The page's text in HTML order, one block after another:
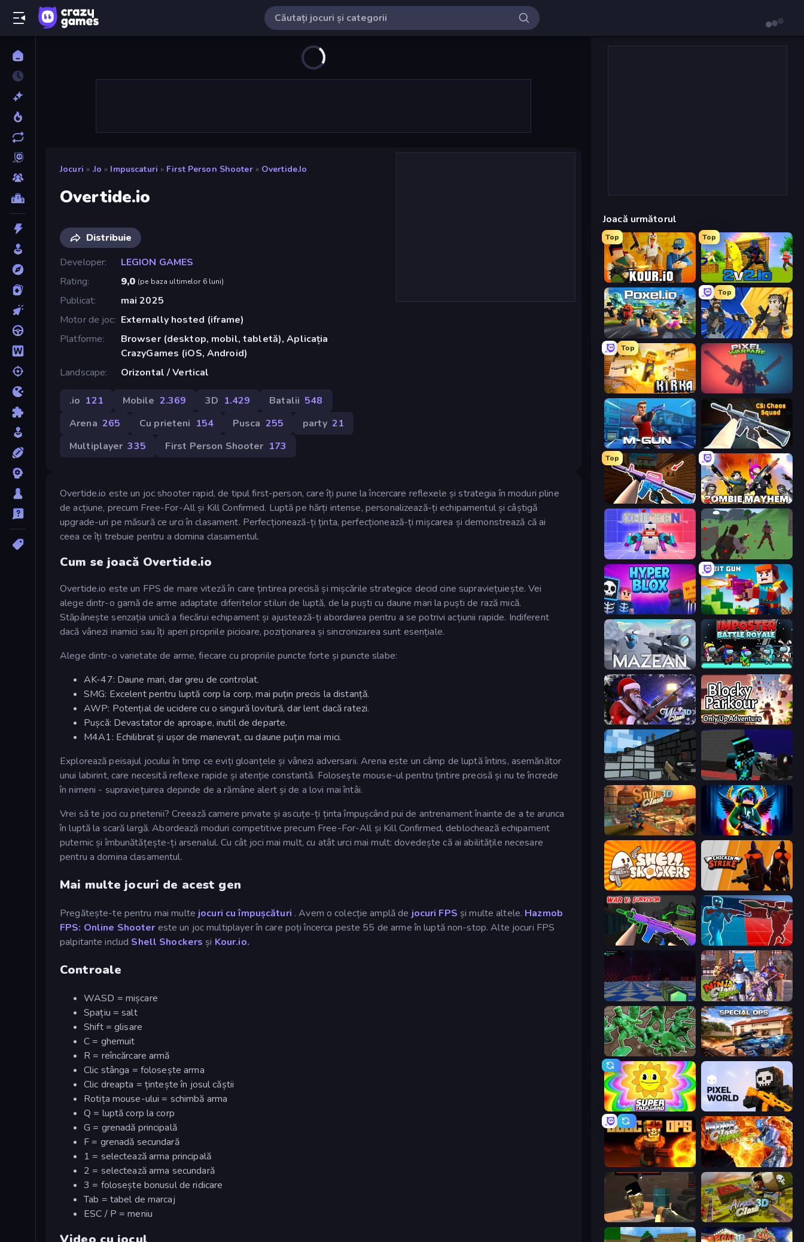
Jocuri » .io » Impuscaturi » First Person Shooter » Overtide.io
Overtide.io
Distribuie
Developer
LEGION GAMES
Rating
9,0 (pe baza ultimelor 6 luni)
Publicat
mai 2025
Motor de joc Externally hosted (iframe)
Platforme
Browser (desktop, mobil, tabletă), Aplicația
CrazyGames (iOS, Android)
Landscape
Orizontal / Vertical
.io 121 Mobile 2.369 3D 1.429 Batalii 548
Arena 265 Cu prieteni 154 Pusca 255 party 21
Multiplayer 335 First Person Shooter 173
Overtide.io este un joc shooter rapid, de tipul first-person, care îți pune la încercare reflexele și strategia în moduri pline
de acțiune, precum Free-For-All și Kill Confirmed. Luptă pe hărți intense, personalizează-ți echipamentul și câștigă
upgrade-uri pe măsură ce urci în clasament. Perfecționează-ți ținta, perfecționează-ți mișcarea și demonstrează că ai
ceea ce îți trebuie pentru a domina clasamentul.
Cum se joacă Overtide.io
Overtide.io este un FPS de mare viteză în care țintirea precisă și mișcările strategice decid cine supraviețuiește. Vei
alege dintr-o gamă de arme adaptate diferitelor stiluri de luptă, de la puști cu daune mari la puști de rază mică.
Stăpânește senzația unică a fiecărui echipament și ajustează-ți abordarea pentru a se potrivi acțiunii rapide. Indiferent
dacă vânezi inamici sau îți aperi propriile picioare, poziționarea și sincronizarea sunt esențiale.
Alege dintr-o varietate de arme, fiecare cu propriile puncte forte și puncte slabe:
AK-47: Daune mari, dar greu de controlat.
SMG: Excelent pentru luptă corp la corp, mai puțin precis la distanță.
AWP: Potențial de ucidere cu o singură lovitură, dar lent dacă ratezi.
Pușcă: Devastator de aproape, inutil de departe.
M4A1: Echilibrat și ușor de manevrat, cu daune puțin mai mici.
Explorează peisajul jocului în timp ce eviți gloanțele și vânezi adversarii. Arena este un câmp de luptă întins, asemănător
unui labirint, care necesită reflexe rapide și atenție constantă. Folosește mouse-ul pentru țintire precisă și nu te încrede
în nimeni - supraviețuirea depinde de a rămâne alert și de a lovi mai întâi.
Vrei să te joci cu prietenii? Creează camere private și ascuțe-ți ținta împușcând pui de antrenament înainte de a te arunca
în luptă la scară largă. Abordează moduri competitive precum Free-For-All și Kill Confirmed, deblochează echipament
puternic și îmbunătățește-ți arsenalul. Cu cât joci mai mult, cu atât urci mai mult: dovedește că ai abilitățile necesare
pentru a domina clasamentul.
Mai multe jocuri de acest gen
Pregătește-te pentru mai multe jocuri cu împușcături . Avem o colecție amplă de jocuri FPS și multe altele. Hazmob
FPS: Online Shooter este un joc multiplayer în care poți încerca peste 55 de arme în luptă non-stop. Alte jocuri FPS
palpitante includ Shell Shockers și Kour.io.
Controale
WASD = mișcare
Spațiu = salt
Shift = glisare
C = ghemuit
R = reîncărcare armă
Clic stânga = folosește arma
Clic dreapta = țintește în josul căștii
Rotița mouse-ului = schimbă arma
Q = luptă corp la corp
G = grenadă principală
F = grenadă secundară
1 = selectează arma principală
2 = selectează arma secundară
3 = folosește bonusul de ridicare
Tab = tabel de marcaj
ESC / P = meniu
Joacă următorul
Top
Kour.io
Top
2v2.io
Poxel.io
Top
BuildNow GG
Top
Kirka.io Pixel Warfare
Muscle Gun.IO CS: Chaos Squad
Top
KS Z Zombie Mayhem
Chicken CS Battle Royale Survival
Hyperblox Shooting Bit Gun.io
Mazean Imposter Battle Royale
Winter Clash 3D Blocky Parkour: Only Up Adventure
Pixel Gun 3D Pixel Wars of Hero
Sniper Clash 3D
Shell Shockers Chicken Strike
War V: Survivor Battle of the Soldiers: Red vs Blue
Crazy Bots Ninja Clash Heroes
Soldiers - Capture and Control! Special Ops: GO
SuperTrip.Land Pixel World
BLOCOPS Moon Clash Heroes
Pixel Force Airport Clash 3D